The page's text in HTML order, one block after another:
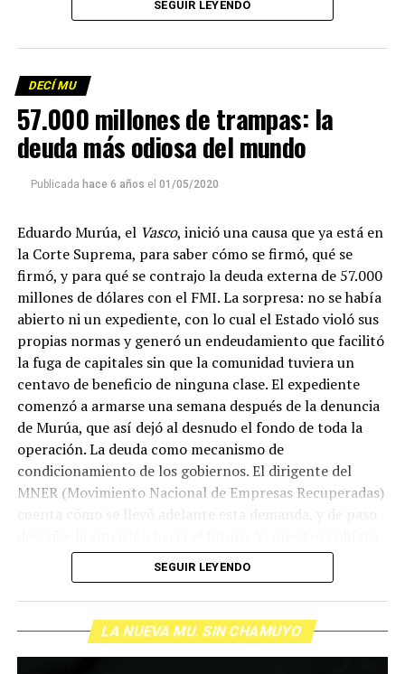
Foto: Martina Perosa
Descargar el programa
La reproducción de este programa es libre. Sólo tenés
que mandar un mail ainfolavaca@yahoo.com.ar
emitir todos los programas de Decí MU
SEGUIR LEYENDO
DECÍ MU
57.000 millones de trampas: la
deuda más odiosa del mundo
Publicada hace 6 años el 01/05/2020
Eduardo Murúa, el Vasco, inició una causa que ya está en
la Corte Suprema, para saber cómo se firmó, qué se
firmó, y para qué se contrajo la deuda externa de 57.000
millones de dólares con el FMI. La sorpresa: no se había
abierto ni un expediente, con lo cual el Estado violó sus
propias normas y generó un endeudamiento que facilitó
la fuga de capitales sin que la comunidad tuviera un
centavo de beneficio de ninguna clase. El expediente
comenzó a armarse una semana después de la denuncia
de Murúa, que así dejó al desnudo el fondo de toda la
operación. La deuda como mecanismo de
condicionamiento de los gobiernos. El dirigente del
MNER (Movimiento Nacional de Empresas Recuperadas)
de cabecera Hugo López va a dar una definición
inolvidable sobre los normales y los anormales. Como
siempre, Pablo Marchetti que llega con música y con El
grito pelado.(Escuchá el programa completo)
Descargar los archivos de audio:Bloque 1/Bloque 2
SEGUIR LEYENDO
LA NUEVA MU. SIN CHAMUYO